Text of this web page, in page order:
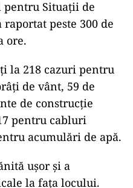
pentru Situații de
peste 300 de
ore.
la 218 cazuri pentru
de vânt, 59 de
de construcție
pentru cabluri
acumulări de apă.
ușor și a
la fața locului.